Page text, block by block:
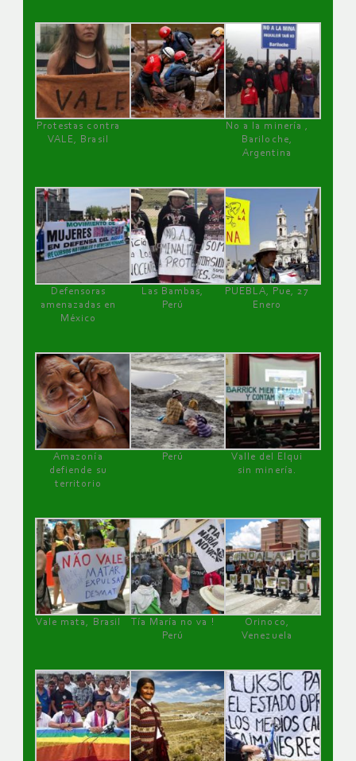
Protestas contra
VALE, Brasil
No a la minería ,
Bariloche,
Argentina
Defensoras
amenazadas en
México
Las Bambas,
Perú
PUEBLA, Pue, 27
Enero
Amazonía
defiende su
territorio
Perú
Valle del Elqui
sin minería.
Vale mata, Brasil
Tía María no va !
Perú
Orinoco,
Venezuela